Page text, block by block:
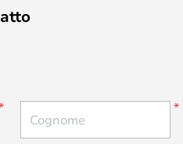
Cognome